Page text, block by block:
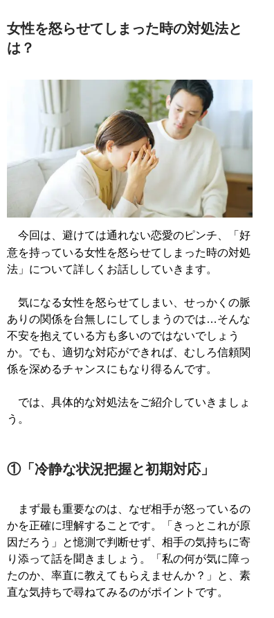
女性を怒らせてしまった時の対処法と
は？
今回は、避けては通れない恋愛のピンチ、「好
意を持っている女性を怒らせてしまった時の対処
法」について詳しくお話ししていきます。
気になる女性を怒らせてしまい、せっかくの脈
ありの関係を台無しにしてしまうのでは…そんな
不安を抱えている方も多いのではないでしょう
か。でも、適切な対応ができれば、むしろ信頼関
係を深めるチャンスにもなり得るんです。
では、具体的な対処法をご紹介していきましょ
う。
①「冷静な状況把握と初期対応」
まず最も重要なのは、なぜ相手が怒っているの
かを正確に理解することです。「きっとこれが原
因だろう」と憶測で判断せず、相手の気持ちに寄
り添って話を聞きましょう。「私の何が気に障っ
たのか、率直に教えてもらえませんか？」と、素
直な気持ちで尋ねてみるのがポイントです。